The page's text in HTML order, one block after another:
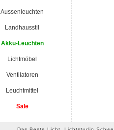
Aussenleuchten
Landhausstil
Akku-Leuchten
Lichtmöbel
Ventilatoren
Leuchtmittel
Sale